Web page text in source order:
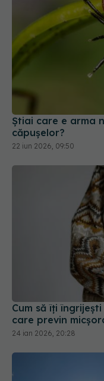
Știai care e arma
căpușelor?
22 iun 2026, 09:50
Cum să îți
care previn
24 ian 2026, 20:28